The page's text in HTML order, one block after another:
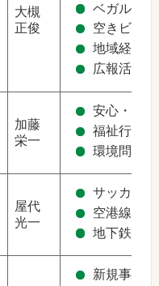
大槻
正俊
ベガルタ
空きビル
地域経済
広報活動
加藤
栄一
安心・安
福祉行政
環境問題
屋代
光一
サッカー
空港線建設
地下鉄東
新規事業